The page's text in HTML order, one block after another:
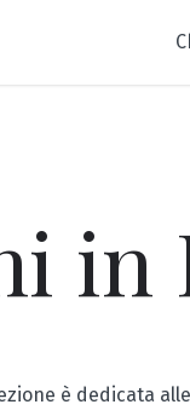
in
è dedicata